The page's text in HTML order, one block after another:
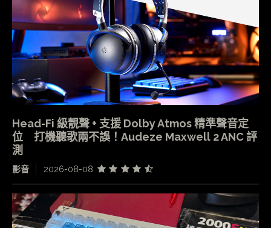
Head-Fi 級靚聲 + 支援 Dolby Atmos 精準聲音定
位 打機聽歌兩不誤！Audeze Maxwell 2 ANC 評
測
影音 2026-08-08